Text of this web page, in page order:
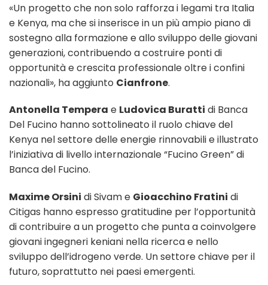
«Un progetto che non solo rafforza i legami tra Italia
e Kenya, ma che si inserisce in un più ampio piano di
sostegno alla formazione e allo sviluppo delle giovani
generazioni, contribuendo a costruire ponti di
opportunità e crescita professionale oltre i confini
nazionali», ha aggiunto Cianfrone.
Antonella Tempera e Ludovica Buratti di Banca
Del Fucino hanno sottolineato il ruolo chiave del
Kenya nel settore delle energie rinnovabili e illustrato
l’iniziativa di livello internazionale “Fucino Green” di
Banca del Fucino.
Maxime Orsini di Sivam e Gioacchino Fratini di
Citigas hanno espresso gratitudine per l’opportunità
di contribuire a un progetto che punta a coinvolgere
giovani ingegneri keniani nella ricerca e nello
sviluppo dell’idrogeno verde. Un settore chiave per il
futuro, soprattutto nei paesi emergenti.